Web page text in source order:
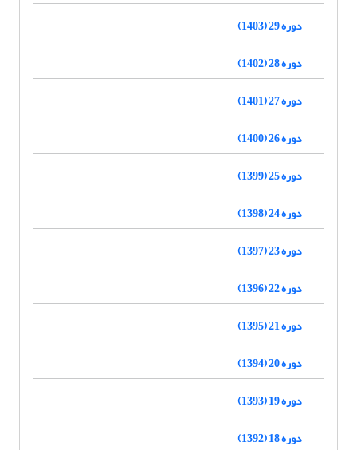
دوره 29 (1403)
دوره 28 (1402)
دوره 27 (1401)
دوره 26 (1400)
دوره 25 (1399)
دوره 24 (1398)
دوره 23 (1397)
دوره 22 (1396)
دوره 21 (1395)
دوره 20 (1394)
دوره 19 (1393)
دوره 18 (1392)